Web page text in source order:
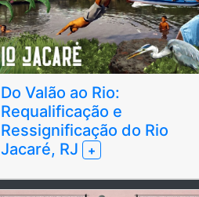
Do Valão ao Rio:
Requalificação e
Ressignificação do Rio
Jacaré, RJ
+